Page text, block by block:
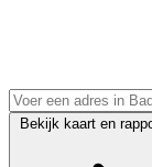
Bekijk kaart en